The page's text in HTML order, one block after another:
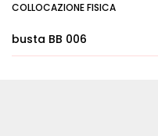
COLLOCAZIONE FISICA
busta BB 006